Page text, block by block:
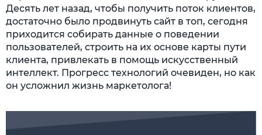
Десять лет назад, чтобы получить поток клиентов,
достаточно было продвинуть сайт в топ, сегодня
приходится собирать данные о поведении
пользователей, строить на их основе карты пути
клиента, привлекать в помощь искусственный
интеллект. Прогресс технологий очевиден, но как
он усложнил жизнь маркетолога!